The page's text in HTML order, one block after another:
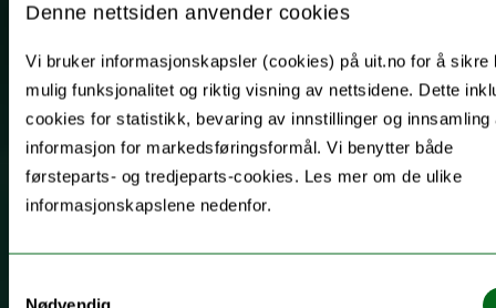
Denne nettsiden anvender cookies
Vi bruker informasjonskapsler (cookies) på uit.no for å sikre
mulig funksjonalitet og riktig visning av nettsidene. Dette
cookies for statistikk, bevaring av innstillinger og innsamling
informasjon for markedsføringsformål. Vi benytter både
førsteparts- og tredjeparts-cookies. Les mer om de ulike
informasjonskapslene nedenfor.
Nødvendig